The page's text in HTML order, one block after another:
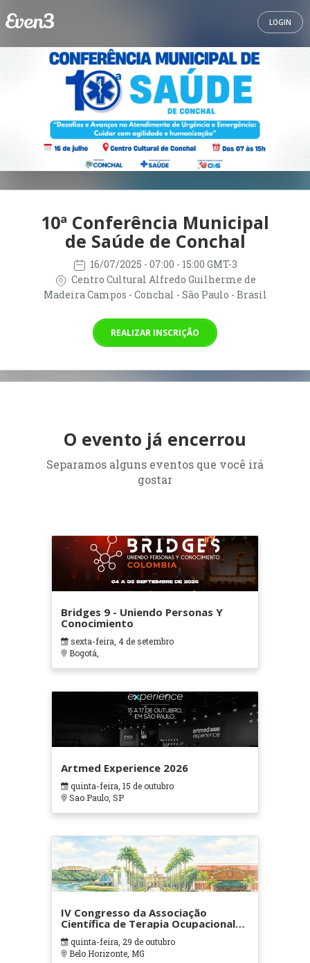
LOGIN
10ª Conferência Municipal
de Saúde de Conchal
16/07/2025 - 07:00 - 15:00 GMT-3
Centro Cultural Alfredo Guilherme de
Madeira Campos - Conchal - São Paulo - Brasil
REALIZAR INSCRIÇÃO
O evento já encerrou
Separamos alguns eventos que você irá
gostar
Bridges 9 - Uniendo Personas Y
Conocimiento
sexta-feira, 4 de setembro
Bogotá,
Artmed Experience 2026
quinta-feira, 15 de outubro
Sao Paulo, SP
IV Congresso da Associação
Científica de Terapia Ocupacional
em Contextos Hospitalares e
Cuidados Paliativos - ATOHOSP
quinta-feira, 29 de outubro
Belo Horizonte, MG